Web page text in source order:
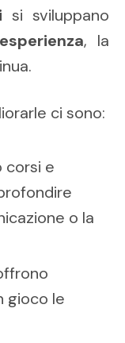
si sviluppano
, la
ci sono:
corsi e
o la
gioco le